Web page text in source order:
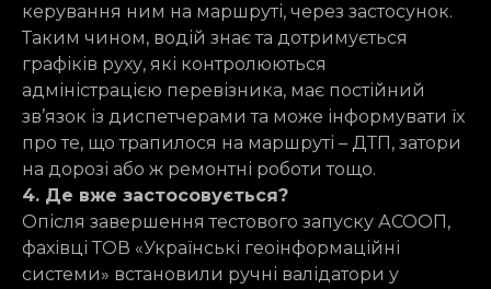
керування ним на маршруті, через застосунок.
Таким чином, водій знає та дотримується
графіків руху, які контролюються
адміністрацією перевізника, має постійний
зв’язок із диспетчерами та може інформувати їх
про те, що трапилося на маршруті – ДТП, затори
на дорозі або ж ремонтні роботи тощо.
4. Де вже застосовується?
Опісля завершення тестового запуску АСООП,
фахівці ТОВ «Українські геоінформаційні
системи» встановили ручні валідатори у